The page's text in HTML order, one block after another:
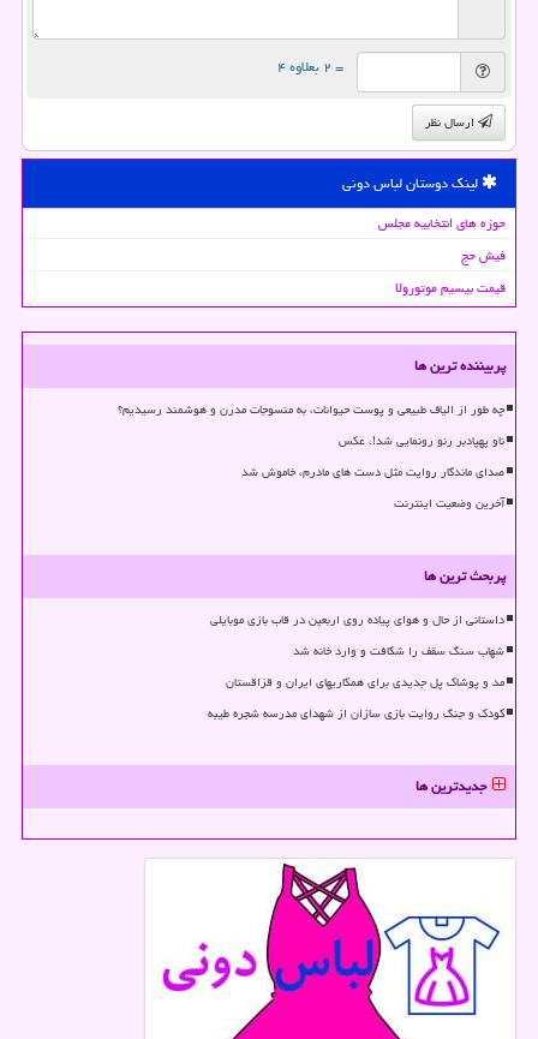
= ۲ بعلاوه ۴
ارسال نظر
لینک دوستان لباس دونی
حوزه های انتخابیه مجلس
فیش حج
قیمت بیسیم موتورولا
پربیننده ترین ها
چه طور از الیاف طبیعی و پوست حیوانات، به منسوجات مدرن و هوشمند رسیدیم؟
ناو پهپادبر رنو رونمایی شد!، عکس
صدای ماندگار روایت مثل دست های مادرم، خاموش شد
آخرین وضعیت اینترنت
پربحث ترین ها
داستانی از حال و هوای پیاده روی اربعین در قاب بازی موبایلی
شهاب سنگ سقف را شکافت و وارد خانه شد
مد و پوشاک پل جدیدی برای همکاریهای ایران و قزاقستان
کودک و جنگ روایت بازی سازان از شهدای مدرسه شجره طیبه
جدیدترین ها